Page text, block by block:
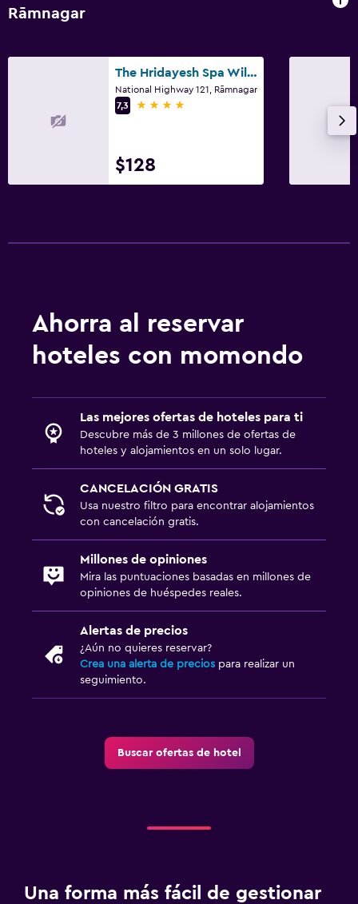
Rāmnagar
The Hridayesh Spa Wilderness Resort
National Highway 121, Rāmnagar
7,3
4 estrellas
$128
Ahorra al reservar
hoteles con momondo
Las mejores ofertas de hoteles para ti
Descubre más de 3 millones de ofertas de
hoteles y alojamientos en un solo lugar.
CANCELACIÓN GRATIS
Usa nuestro filtro para encontrar alojamientos
con cancelación gratis.
Millones de opiniones
Mira las puntuaciones basadas en millones de
opiniones de huéspedes reales.
Alertas de precios
¿Aún no quieres reservar?
Crea una alerta de precios para realizar un
seguimiento.
Buscar ofertas de hotel
Una forma más fácil de gestionar